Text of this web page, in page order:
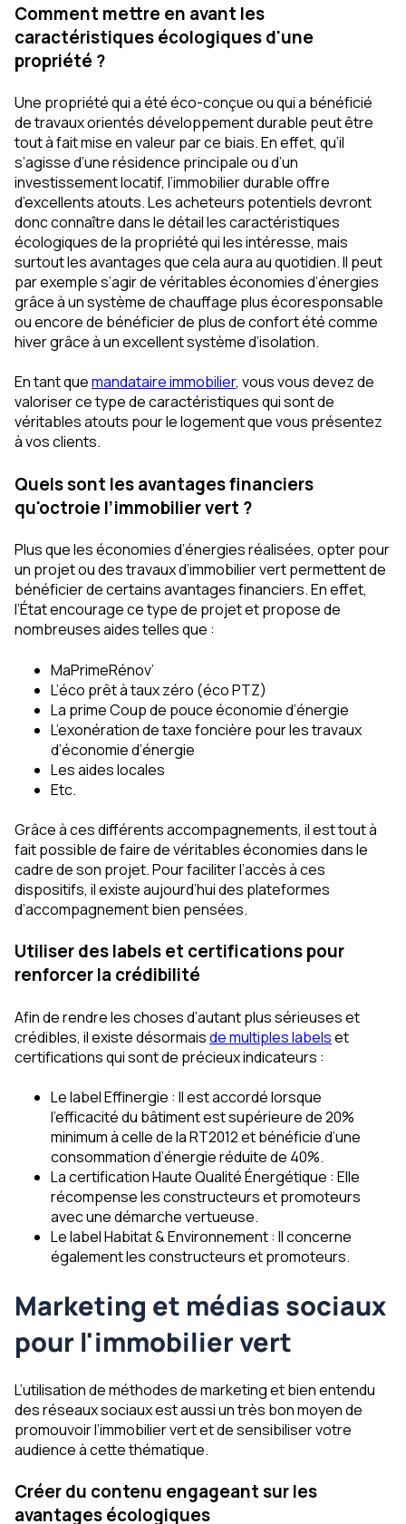
Comment mettre en avant les
caractéristiques écologiques d'une
propriété ?
Une propriété qui a été éco-conçue ou qui a bénéficié
de travaux orientés développement durable peut être
tout à fait mise en valeur par ce biais. En effet, qu’il
s’agisse d’une résidence principale ou d’un
investissement locatif, l’immobilier durable offre
d’excellents atouts. Les acheteurs potentiels devront
donc connaître dans le détail les caractéristiques
écologiques de la propriété qui les intéresse, mais
surtout les avantages que cela aura au quotidien. Il peut
par exemple s’agir de véritables économies d’énergies
grâce à un système de chauffage plus écoresponsable
ou encore de bénéficier de plus de confort été comme
hiver grâce à un excellent système d’isolation.
En tant quemandataire immobilier, vous vous devez de
valoriser ce type de caractéristiques qui sont de
véritables atouts pour le logement que vous présentez
à vos clients.
Quels sont les avantages financiers
qu'octroie l’immobilier vert ?
Plus que les économies d’énergies réalisées, opter pour
un projet ou des travaux d’immobilier vert permettent de
bénéficier de certains avantages financiers. En effet,
l’État encourage ce type de projet et propose de
nombreuses aides telles que :
MaPrimeRénov’
L’éco prêt à taux zéro (éco PTZ)
La prime Coup de pouce économie d’énergie
L’exonération de taxe foncière pour les travaux
d’économie d’énergie
Les aides locales
Etc.
Grâce à ces différents accompagnements, il est tout à
fait possible de faire de véritables économies dans le
cadre de son projet. Pour faciliter l’accès à ces
dispositifs, il existe aujourd’hui des plateformes
d’accompagnement bien pensées.
Utiliser des labels et certifications pour
renforcer la crédibilité
Afin de rendre les choses d’autant plus sérieuses et
crédibles, il existe désormaisde multiples labelset
certifications qui sont de précieux indicateurs :
Le label Effinergie : Il est accordé lorsque
l’efficacité du bâtiment est supérieure de 20%
minimum à celle de la RT2012 et bénéficie d’une
consommation d’énergie réduite de 40%.
La certification Haute Qualité Énergétique : Elle
récompense les constructeurs et promoteurs
avec une démarche vertueuse.
Le label Habitat & Environnement : Il concerne
également les constructeurs et promoteurs.
Marketing et médias sociaux
pour l'immobilier vert
L’utilisation de méthodes de marketing et bien entendu
des réseaux sociaux est aussi un très bon moyen de
promouvoir l’immobilier vert et de sensibiliser votre
audience à cette thématique.
Créer du contenu engageant sur les
avantages écologiques